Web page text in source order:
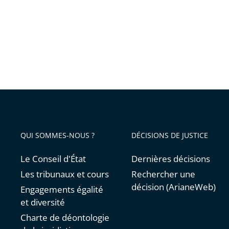
QUI SOMMES-NOUS ?
Le Conseil d'État
Les tribunaux et cours
Engagements égalité
et diversité
Charte de déontologie
DÉCISIONS DE JUSTICE
Dernières décisions
Rechercher une
décision (ArianeWeb)